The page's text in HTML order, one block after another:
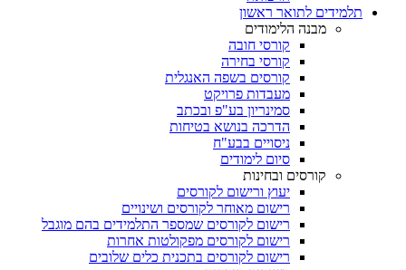
תלמידים לתואר ראשון
מבנה הלימודים
קורסי חובה
קורסי בחירה
קורסים בשפה האנגלית
מעבדות פרויקט
סמינריון בע"פ ובכתב
הדרכה בנושא בטיחות
ניסויים בבע"ח
סיום לימודים
קורסים ובחינות
יעוץ ורישום לקורסים
רישום מאוחר לקורסים ושינויים
רישום לקורסים שמספר התלמידים בהם מוגבל
רישום לקורסים מפקולטות אחרות
רישום לקורסים בתכנית כלים שלובים